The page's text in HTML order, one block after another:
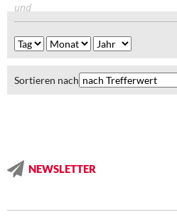
und
Sortieren nach
NEWSLETTER